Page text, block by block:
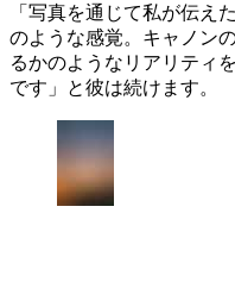
「写真を通じて私が伝え
のような感覚。キャノン
るかのようなリアリティ
です」と彼は続けます。